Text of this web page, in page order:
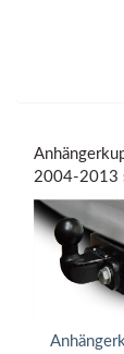
2004-2013